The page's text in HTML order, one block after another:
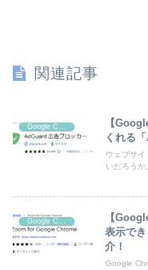
関連記事
Google Chrome
【
くれる
ウェブサ
いだろう
Google Chrome
【
表示で
介！
Google